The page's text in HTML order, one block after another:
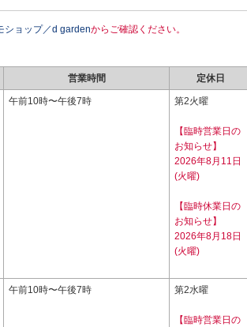
ショップ／d gardenからご確認ください。
営業時間 定休日
午前10時〜午後7時 第2火曜
【臨時営業日の
お知らせ】
2026年8月11日
(火曜)
【臨時休業日の
お知らせ】
2026年8月18日
(火曜)
午前10時〜午後7時 第2水曜
【臨時営業日の